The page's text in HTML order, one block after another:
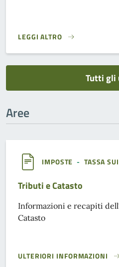
LEGGI ALTRO
}
Tutti gli
Aree
IMPOSTE - TASSA
Tributi e Catasto
Informazioni e recapiti
Catasto
ULTERIORI INFORMAZIONI
TRIBUTI E CATASTO}